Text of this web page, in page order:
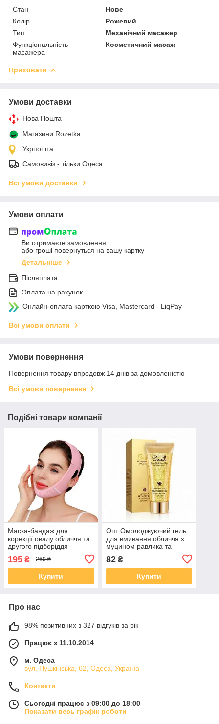
Стан
Нове
Колір
Рожевий
Тип
Механічний масажер
Функціональність
масажера
Косметичний масаж
Приховати
Умови доставки
Нова Пошта
Магазини Rozetka
Укрпошта
Самовивіз - тільки Одеса
Всі умови доставки
Умови оплати
Ви отримаєте замовлення
або гроші повернуться на вашу картку
Детальніше
Післяплата
Оплата на рахунок
Онлайн-оплата карткою Visa, Mastercard - LiqPay
Всі умови оплати
Умови повернення
Повернення товару впродовж 14 днів за домовленістю
Всі умови повернення
Подібні товари компанії
Маска-бандаж для
корекції овалу обличчя та
другого підборіддя
195 ₴ 260 ₴
Купити
Опт Омолоджуючий гель
для вмивання обличчя з
муцином равлика та
біозолотом Silky Hydrating
Skin Gold Snail, 100 г
82₴
Купити
Про нас
98% позитивних з 327 відгуків за рік
Працює з 11.10.2014
м. Одеса
вул. Пушкінська, 62, Одеса, Україна
Контакти
Сьогодні працює з 09:00 до 18:00
Показати весь графік роботи